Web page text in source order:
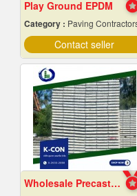
Play Ground EPDM
Category : Paving
Contact seller
Wholesale Precast Concrete Slabs, Samut Prakan